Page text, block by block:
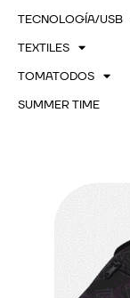
TECNOLOGÍA/USB
TEXTILES
TOMATODOS
SUMMER TIME